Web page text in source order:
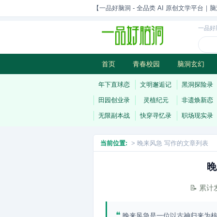
【一品好脑洞 - 全品类 AI 原创文学平台｜
一品好
首页 青春校园 脑洞玄幻
历史权谋 武侠江湖 灵异志
年下直球恋 文明邂逅记 黑洞探险录
田园创业录 灵植纪元 非遗焕新恋
无限副本战 快穿寻忆录 职场现实录
当前位置: > 晚来风急 写作的文章列表
📝 累计
❝